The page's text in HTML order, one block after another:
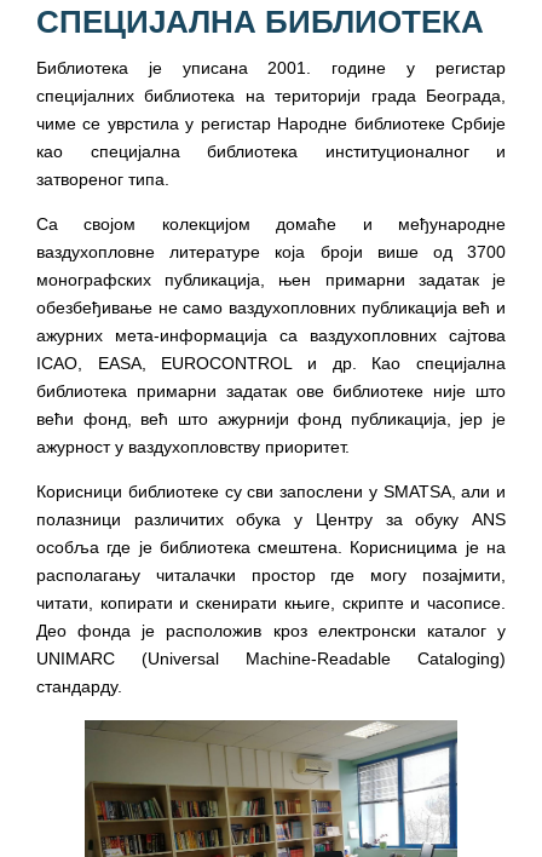
СПЕЦИЈАЛНА БИБЛИОТЕКА
Библиотека је уписана 2001. године у регистар
специјалних библиотека на територији града Београда,
чиме се уврстила у регистар Народне библиотеке Србије
као специјална библиотека институционалног и
затвореног типа.
Са својом колекцијом домаће и међународне
ваздухопловне литературе која броји више од 3700
монографских публикација, њен примарни задатак је
обезбеђивање не само ваздухопловних публикација већ и
ажурних мета-информација са ваздухопловних сајтова
ICAO, EASA, EUROCONTROL и др. Као специјална
библиотека примарни задатак ове библиотеке није што
већи фонд, већ што ажурнији фонд публикација, јер је
ажурност у ваздухопловству приоритет.
Корисници библиотеке су сви запослени у SMATSA, али и
полазници различитих обука у Центру за обуку ANS
особља где је библиотека смештена. Корисницима је на
располагању читалачки простор где могу позајмити,
читати, копирати и скенирати књиге, скрипте и часописе.
Део фонда је расположив кроз електронски каталог у
UNIMARC (Universal Machine-Readable Cataloging)
стандарду.